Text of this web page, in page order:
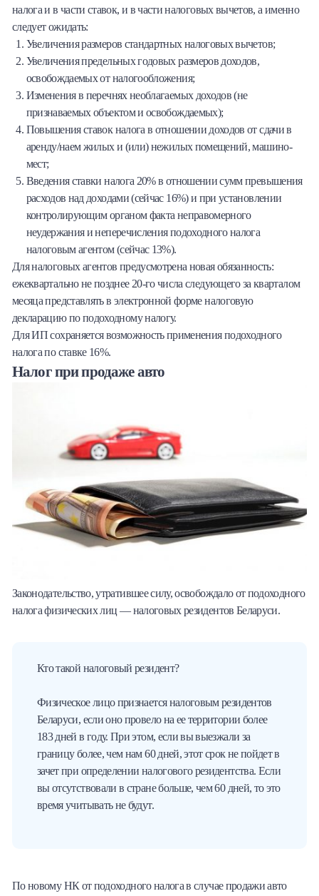
налога и в части ставок, и в части налоговых вычетов, а именно
следует ожидать:
Увеличения размеров стандартных налоговых вычетов;
Увеличения предельных годовых размеров доходов,
освобождаемых от налогообложения;
Изменения в перечнях необлагаемых доходов (не
признаваемых объектом и освобождаемых);
Повышения ставок налога в отношении доходов от сдачи в
аренду/наем жилых и (или) нежилых помещений, машино-
мест;
Введения ставки налога 20% в отношении сумм превышения
расходов над доходами (сейчас 16%) и при установлении
контролирующим органом факта неправомерного
неудержания и неперечисления подоходного налога
налоговым агентом (сейчас 13%).
Для налоговых агентов предусмотрена новая обязанность:
ежеквартально не позднее 20-го числа следующего за кварталом
месяца представлять в электронной форме налоговую
декларацию по подоходному налогу.
Для ИП сохраняется возможность применения подоходного
налога по ставке 16%.
Налог при продаже авто
Законодательство, утратившее силу, освобождало от подоходного
налога физических лиц — налоговых резидентов Беларуси.
Кто такой налоговый резидент?
Физическое лицо признается налоговым резидентов
Беларуси, если оно провело на ее территории более
183 дней в году. При этом, если вы выезжали за
границу более, чем нам 60 дней, этот срок не пойдет в
зачет при определении налогового резидентства. Если
вы отсутствовали в стране больше, чем 60 дней, то это
время учитывать не будут.
По новому НК от подоходного налога в случае продажи авто